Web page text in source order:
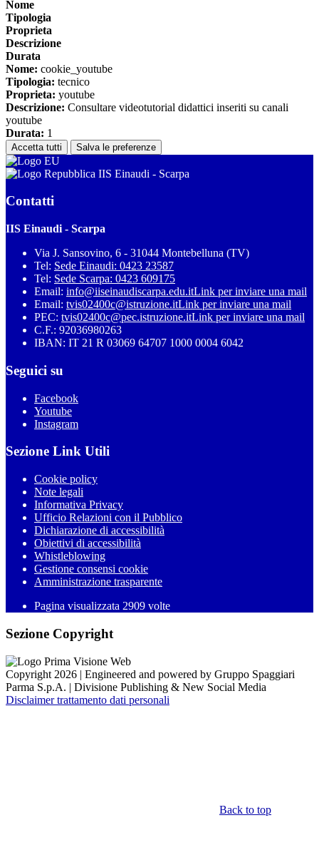
Nome
Tipologia
Proprieta
Descrizione
Durata
Nome: cookie_youtube
Tipologia: tecnico
Proprieta: youtube
Descrizione: Consultare videotutorial didattici inseriti su canali
youtube
Durata: 1
Accetta tutti Salva le preferenze
IIS Einaudi - Scarpa
Contatti
IIS Einaudi - Scarpa
Via J. Sansovino, 6 - 31044 Montebelluna (TV)
Tel: Sede Einaudi: 0423 23587
Tel: Sede Scarpa: 0423 609175
Email: info@iiseinaudiscarpa.edu.itLink per inviare una mail
Email: tvis02400c@istruzione.itLink per inviare una mail
PEC: tvis02400c@pec.istruzione.itLink per inviare una mail
C.F.: 92036980263
IBAN: IT 21 R 03069 64707 1000 0004 6042
Seguici su
Facebook
Youtube
Instagram
Sezione Link Utili
Cookie policy
Note legali
Informativa Privacy
Ufficio Relazioni con il Pubblico
Dichiarazione di accessibilità
Obiettivi di accessibilità
Whistleblowing
Gestione consensi cookie
Amministrazione trasparente
Pagina visualizzata 2909 volte
Sezione Copyright
Copyright 2026 | Engineered and powered by Gruppo Spaggiari
Parma S.p.A. | Divisione Publishing & New Social Media
Disclaimer trattamento dati personali
Back to top